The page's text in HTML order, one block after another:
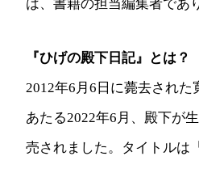
は、書籍の担当編集者であ
『ひげの殿下日記』とは？
2012年6月6日に薨去され
あたる2022年6月、殿下が
売されました。タイトルは